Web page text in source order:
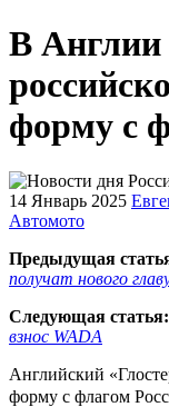
В Англии
форму с
14 Январь 2025
Автомото
Предыдущая
получат нового
Следующая статья:
взнос WADA
Английский
форму с флагом